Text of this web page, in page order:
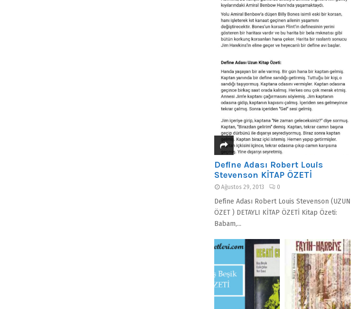
Define Adası Robert Louis
Stevenson KİTAP ÖZETİ
Ağustos 29, 2013 0
Define Adası Robert Louis Stevenson (UZUN
ÖZET ) DETAYLI KİTAP ÖZETİ Kitap Özeti:
Babam,...